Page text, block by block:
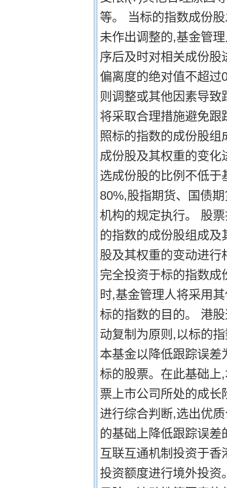
等。 当标的指数成份
未作出调整的,基金管
序后及时对相关成份
偏离度的绝对值不超过
则调整或其他因素导
将采取合理措施避免
照标的指数的成份股
成份股及其权重的变
选成份股的比例不低
80%,股指期货、国债
机构的规定执行。 股
的指数的成份股组成
股及其权重的变动进
完全投资于标的指数
时,基金管理人将采用
标的指数的目的。 港
动复制为原则,以标的
本基金以降低跟踪误
标的股票。在此基础
票上市公司所处的成
进行综合判断,选出优
的基础上降低跟踪误
互联互通机制投资于
投资额度进行境外投